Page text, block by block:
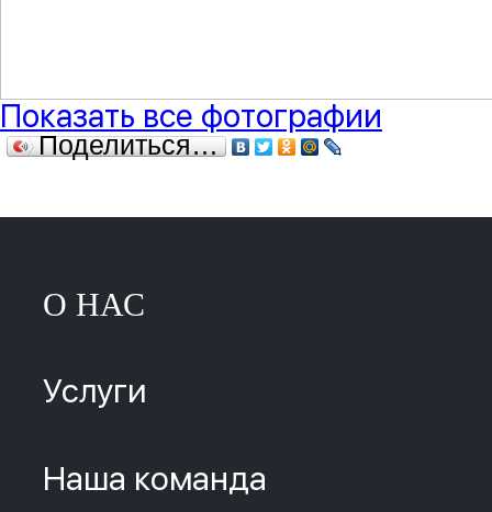
Показать все фотографии
Поделиться…
О НАС
Услуги
Наша команда